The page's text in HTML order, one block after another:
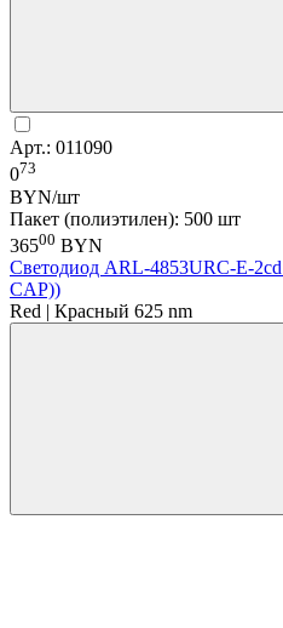
Арт.: 011090
073
BYN/шт
Пакет (полиэтилен): 500 шт
36500 BYN
Светодиод ARL-4853URC-E-
CAP))
Red | Красный 625 nm